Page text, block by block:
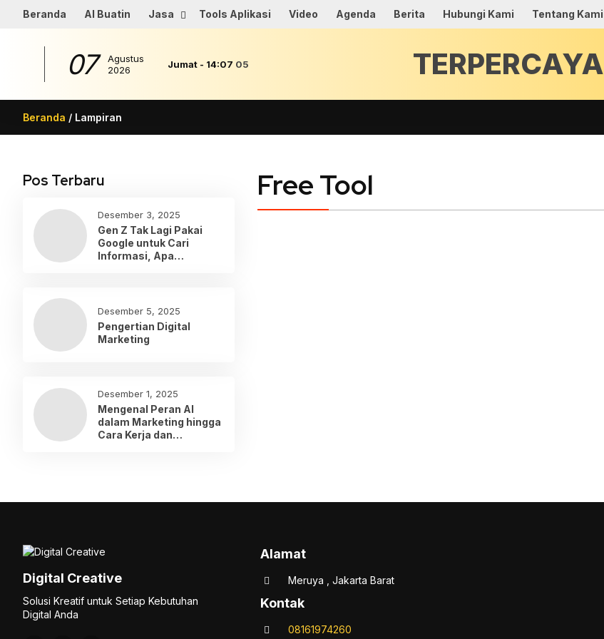
Beranda AI Buatin Jasa Tools Aplikasi Video Agenda Berita Hubungi Kami Tentang Kami
07
Agustus
2026
Jumat - 14:07 05 TERPERCAYA
Beranda / Lampiran
Free Tool
Pos Terbaru
Desember 3, 2025
Gen Z Tak Lagi Pakai
Google untuk Cari
Informasi, Apa
Desember 5, 2025
Pengertian Digital
Marketing
Desember 1, 2025
Mengenal Peran AI
dalam Marketing hingga
Cara Kerja dan
Digital Creative
Solusi Kreatif untuk Setiap Kebutuhan
Digital Anda
Alamat
Meruya , Jakarta Barat
Kontak
08161974260